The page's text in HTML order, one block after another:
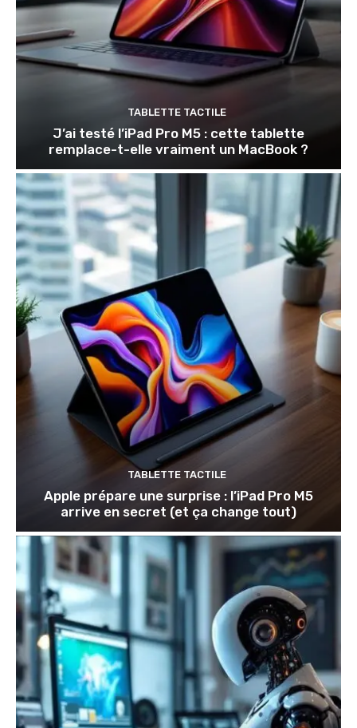
TABLETTE TACTILE
J’ai testé l’iPad Pro M5 : cette tablette
remplace-t-elle vraiment un MacBook ?
TABLETTE TACTILE
Apple prépare une surprise : l’iPad Pro M5
arrive en secret (et ça change tout)